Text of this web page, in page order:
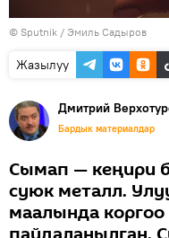
© Sputnik / Эмиль Садыров
Жазылуу
Дмитрий
Бардык материалдар
Сымап — кеңири
суюк металл.
маалында